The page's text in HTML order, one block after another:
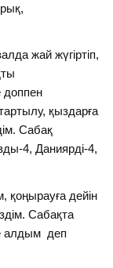
жай жүгіртіп,
доппен
қыздарға
Сабақ
4, Даниярді-4,
қоңырауға дейін
Сабақта
алдым деп